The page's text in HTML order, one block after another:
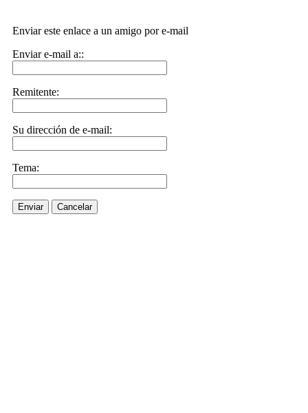
Enviar este enlace a un amigo por e-mail
Enviar e-mail a::
Remitente:
Su dirección de e-mail:
Tema:
Enviar Cancelar